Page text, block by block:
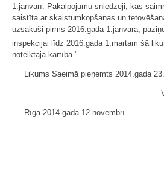
1.janvārī. Pakalpojumu sniedzēji, kas
saistīta ar skaistumkopšanas un
uzsākuši pirms 2016.gada 1.janvāra,
inspekcijai līdz 2016.gada 1.martam šā
noteiktajā kārtībā."
Likums Saeimā pieņemts 2014.gada
Rīgā 2014.gada 12.novembrī